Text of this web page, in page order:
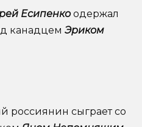
Есипенкоодержал
канадцем Эриком
россиянин сыграет со